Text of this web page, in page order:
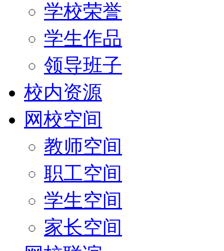
学校荣誉
学生作品
领导班子
校内资源
网校空间
教师空间
职工空间
学生空间
家长空间